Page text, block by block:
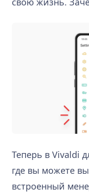
Теперь в Vivaldi
где вы можете
встроенный